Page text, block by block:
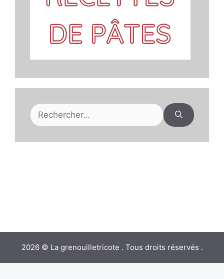
Rechercher :
2026 © La grenouilletricote . Tous droits réservés .